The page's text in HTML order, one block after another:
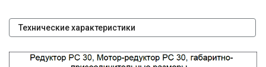
Технические характеристики